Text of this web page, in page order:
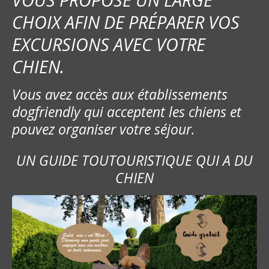
CHOIX AFIN DE PRÉPARER VOS
EXCURSIONS AVEC VOTRE
CHIEN.
Vous avez accès aux établissements
dogfriendly qui acceptent les chiens et
pouvez organiser votre séjour.
UN GUIDE TOUTOURISTIQUE QUI A DU
CHIEN